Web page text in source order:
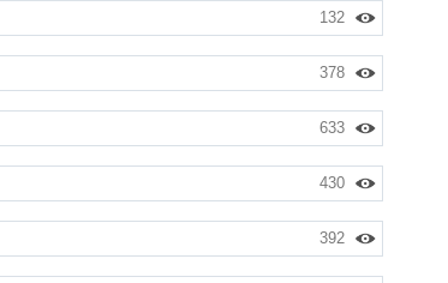
132
378
633
430
392